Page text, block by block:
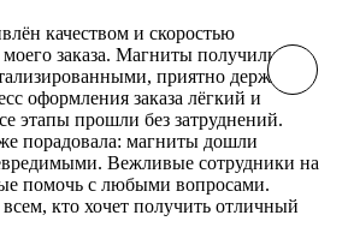
качеством и скоростью
заказа. Магниты получились
приятно держать в
оформления заказа лёгкий и
этапы прошли без затруднений.
порадовала: магниты дошли
Вежливые сотрудники на
помочь с любыми вопросами.
кто хочет получить отличный